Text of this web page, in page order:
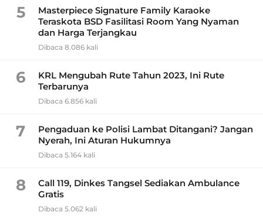
5
Masterpiece Signature Family Karaoke
Teraskota BSD Fasilitasi Room Yang Nyaman
dan Harga Terjangkau
Dibaca 8.086 kali
6
KRL Mengubah Rute Tahun 2023, Ini Rute
Terbarunya
Dibaca 6.856 kali
7
Pengaduan ke Polisi Lambat Ditangani? Jangan
Nyerah, Ini Aturan Hukumnya
Dibaca 5.164 kali
8
Call 119, Dinkes Tangsel Sediakan Ambulance
Gratis
Dibaca 5.062 kali